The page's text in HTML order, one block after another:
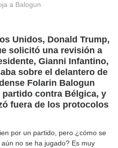
a Balogun
Unidos, Donald Trump,
solicitó una revisión a
Gianni Infantino,
sobre el delantero de
Folarin Balogun
contra Bélgica, y
fuera de los protocolos
por un partido, pero ¿cómo se
no se ha jugado? Es muy